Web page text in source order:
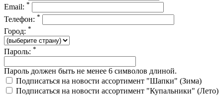
Email: *
Телефон: *
Город: *
Пароль: *
Пароль должен быть не менее 6 символов длиной.
Подписаться на новости ассортимент "Шапки" (Зима)
Подписаться на новости ассортимент "Купальники" (Лето)